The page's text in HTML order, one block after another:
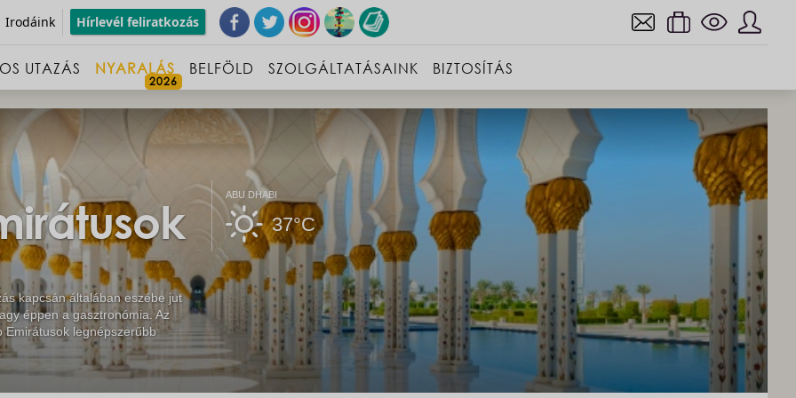
Irodáink Hírlevél feliratkozás
UTAZÁS NYARALÁS BELFÖLD SZOLGÁLTATÁSAINK BIZTOSÍTÁS
37°C
ABU DHABI
kapcsán általában eszébe jut
éppen a gasztronómia. Az
Emirátusok legnépszerűbb